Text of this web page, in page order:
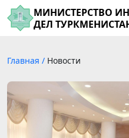
МИНИСТЕРСТВО
ДЕЛ
Главная / Новости